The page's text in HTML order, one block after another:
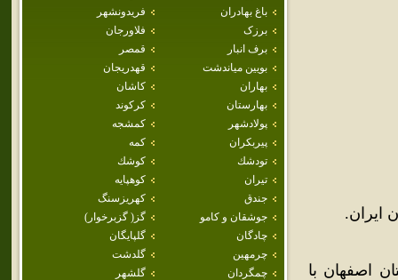
باغ بهادران
فريدونشهر
برزک
فلاورجان
برف انبار
قمصر
بويين مياندشت
قهدريجان
بهاران
كاشان
بهارستان
كركوند
پولادشهر
كمشجه
پيربكران
كمه
تودشك
كوشك
تيران
كوهپايه
جندق
كهريزسنگ
جوشقان و كامو
گز( گزبرخوار)
چادگان
گلپايگان
چرمهين
گلدشت
چمگردان
گلشهر
را شامل مي شود قسمتهاي جنوب شرقي را در برمي گيرد .دهستانهاي شامل اين بخش عبارتند از دهستانهي پادنا ي عليا به مركزيت روستاي بيده ,پادناي وسطي به مركزيت شهر كمه كه مركزبخش نيزمي باشد وپادناي سفلي به مركزيت روستاي چهارراه.اين شهرستان كه6/7درصد مناطق محروم استان را شامل مي شود داراي چهار نقطه شهري سميرم ,حنا ,ونك وكمه ,108روستا داراي سكنه ,279مزرعه مستقل ,13 منطقه تابع 16 مكان مستقل و16 نقطه فرعي مي باشد .شهر زيبا وسنتي سميرم واقع در مركز شهرستان است كه با ارتفاع 2,460متر از سطح دريا تحت عنوان بام ايران به صورت دشت نيمه همواري باارتفاع زيادوشيب فراوان توسط كوههاي سربه فلك كشيده محصور شده درسال1329 با احداث شهرداري به نقطه شهري تبديل گرديده است. وجه تسميه ويژگيهاي جغرافيايي وشرايط آب وهواي شهرستان سميرم وهمچنين حساسيتهاي قومي وقبيله اي كه در ادوار مختلف به تاريخ اين خطه اضافه گرديده است ,سبب طرح نام سميرم در متون وكتب جغرافيايي وتاريخ شده است .در خصوص وجه تسميه شده اين خطه تعابير وتفاسير مختلفي به كار برده شده چنانچه در كتاب آثار الوزراء آمده است :گويند سميرم از ولايات اصفهان است وآب تلخ را از آنجا آورده اند وحال خراب گشته .مردم آن به واسطه استيلاي كرد وشول جلا نمودند واما در عجائب المخلوقات چنين آورده شده كه باني آن سام ابن ارم نوح بوده وآن را سام آرام واز كثرت استعمال سميرم گويند .نقل قول ديگري كه حكايت از قدمت تاريخي منطقه دارد وبيشتر از آن بوي افسانه به مشام مي رسد از اين قرار است كه سام پادشاه كياني در حال عبور از اين منطقه بوده كه درد وعرضه اي بر او مستولي شدهودر اين خطه آرام مي شود وسبب نام گذاري سميرم مي گردد كه همان تغيير واژه سام آرام مي باشد .عده اي نيز براين عقيده هستند كه وجه تسمه منطقه از كلمه زميران است كه اشاره دارد به زمهرير وسرماي بسيار سخت كه زمستانهاي سميرم بدان متصف مي باشد ومي توان آن را مهمترين ومستند ترين عامل نام گذاري اين خطه به حساب آورد. جمعيت برطبق آمار موجود در سال 1375جمعيت شهرستان بالغ بر64,918نفر بوده كه ازاين تعداد32054 نفر مرد و ,32846نفر زن بوده است .جمعيت شهرستان داري تركيب سني بسيار جوان است به طوري كه 9/48در صداز كل جمعيت در بين گروه سني زير 14 سال قرار گرفته كه توجه به آينده آن بخصوص در مورد وضعيت اشتغال نياز به يك برنامه ريزي دقيق وهمه جانبه را مي طلبد .ميزان با سوادي در نقاط شهري 5/87 درصد ودر نقاط روستايي 8/71در صد مي باشد كه در مجموع 2/87در از مردان و3/73درصد از زنان را شامل مي شود .با توجه به اينكه وسعت آن 5,224كيلو متر مربع وزمين هاي قابل كشت منطقه حدود 50789 هكتار برآورد گرديده است تراكم نسبي در شهرستان 5/12نفر در كيلو متر مربع مي باشد كه به علت كوهستاني بودن منطقه وشرايط آب وهوايي سرد نسبت به استان اصفهان كه 37 نفر مي باشد ,بسيار كمتر است. ضمن اينكه تراكم بيولوژيك در منطقه 2/1هكتار مي باشد كه با توجه به بافت كشاورزي منطقه واشتغال اكثريت جمعيت منطقه به فعاليت هاي كشاورزي با عنايت به قابلت هاي زراعي وباغي ومنابع آب منطقه نياز به توسعه وبرنامه ريزي اصولي دارد. بخش هاي عمده اقتصادي شهرستان كشاورزي براساس آمار سال 1382,شهرستان سميرم داراي حدود50 هزار هكتار زمين زراعي آبي وديم مي